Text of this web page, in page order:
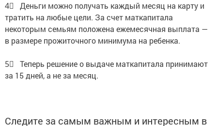
4⃣ Деньги можно получать каждый месяц на карту и
тратить на любые цели. За счет маткапитала
некоторым семьям положена ежемесячная выплата —
в размере прожиточного минимума на ребенка.
5⃣ Теперь решение о выдаче маткапитала принимают
за 15 дней, а не за месяц.
Следите за самым важным и интересным в